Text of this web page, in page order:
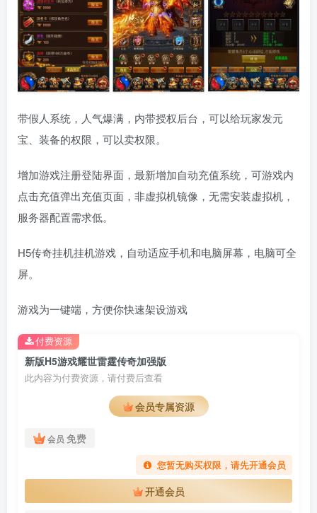
带假人系统，人气爆满，内带授权后台，可以给玩家发元
宝、装备的权限，可以卖权限。
增加游戏注册登陆界面，最新增加自动充值系统，可游戏内
点击充值弹出充值页面，非虚拟机镜像，无需安装虚拟机，
服务器配置需求低。
H5传奇挂机挂机游戏，自动适应手机和电脑屏幕，电脑可全
屏。
游戏为一键端，方便你快速架设游戏
新版H5游戏耀世雷霆传奇加强版
此内容为付费资源，请付费后查看
会员专属资源
会员 免费
您暂无购买权限，请先开通会员
开通会员
付费资源